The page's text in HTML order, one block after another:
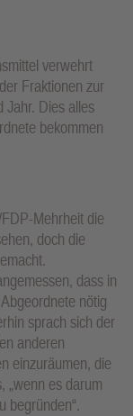
verwehrt
Fraktionen zur
Jahr. Dies alles
bekommen
Mehrheit die
doch die
dass in
nötig
sprach sich der
anderen
einzuräumen, die
„wenn es darum
begründen“.